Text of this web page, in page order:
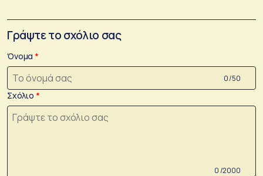
Γράψτε το σχόλιο σας
Όνομα
0 /50
Σχόλιο
0 /2000